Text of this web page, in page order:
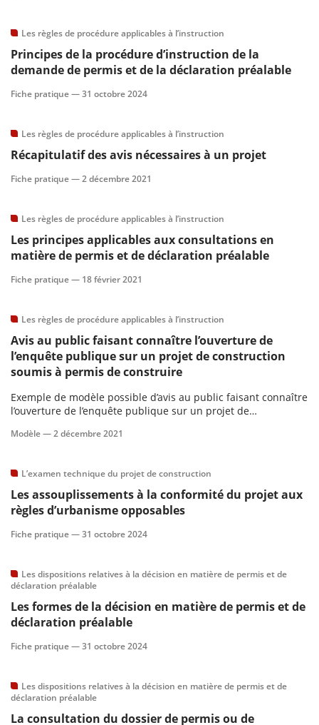
Les règles de procédure applicables à l’instruction
Principes de la procédure d’instruction de la
demande de permis et de la déclaration préalable
Fiche pratique —31 octobre 2024
Les règles de procédure applicables à l’instruction
Récapitulatif des avis nécessaires à un projet
Fiche pratique —2 décembre 2021
Les règles de procédure applicables à l’instruction
Les principes applicables aux consultations en
matière de permis et de déclaration préalable
Fiche pratique — 18 février 2021
Les règles de procédure applicables à l’instruction
Avis au public faisant connaître l’ouverture de
l’enquête publique sur un projet de construction
soumis à permis de construire
Exemple de modèle possible d’avis au public faisant connaître
l’ouverture de l’enquête publique sur un projet de
Modèle —2 décembre 2021
L’examen technique du projet de construction
Les assouplissements à la conformité du projet aux
règles d’urbanisme opposables
Fiche pratique —31 octobre 2024
Les dispositions relatives à la décision en matière de permis et de
déclaration préalable
Les formes de la décision en matière de permis et de
déclaration préalable
Fiche pratique —31 octobre 2024
Les dispositions relatives à la décision en matière de permis et de
déclaration préalable
La consultation du dossier de permis ou de